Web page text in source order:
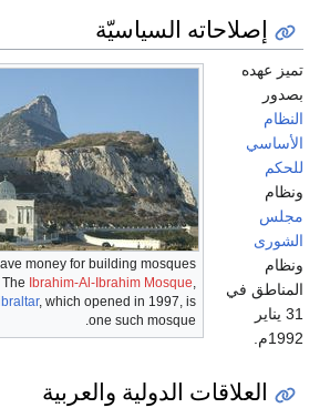
إصلاحاته السياسيّة
money for building mosques
Ibrahim-Al-Ibrahim Mosque,
, which opened in 1997, is
one such mosque.
تميز عهده
بصدور
النظام
الأساسي
للحكم
ونظام
مجلس
الشورى
ونظام
المناطق في
31 يناير
1992م.
العلاقات الدولية والعربية